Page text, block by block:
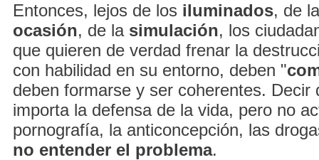
Entonces, lejos de los iluminados, de
ocasión, de la simulación, los
que quieren de verdad frenar la
con habilidad en su entorno, deben "
deben formarse y ser coherentes. Decir
importa la defensa de la vida, pero no
pornografía, la anticoncepción, las
no entender el problema.